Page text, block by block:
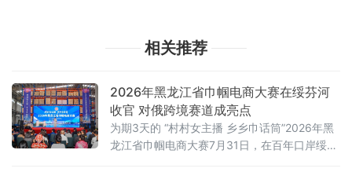
相关推荐
2026年黑龙江省巾帼电商大赛在绥芬河
收官 对俄跨境赛道成亮点
为期3天的 “村村女主播 乡乡巾话筒”2026年黑
龙江省巾帼电商大赛7月31日，在百年口岸绥芬